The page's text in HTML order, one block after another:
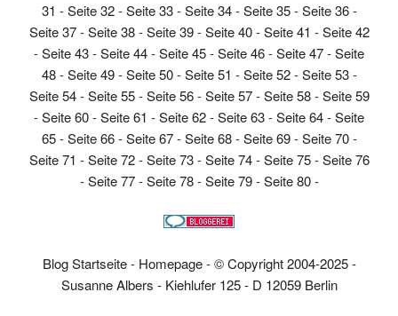
31 -Seite 32-Seite 33-Seite 34-Seite 35-Seite 36-
Seite 37-Seite 38-Seite 39-Seite 40-Seite 41 -Seite 42
-Seite 43-Seite 44-Seite 45-Seite 46-Seite 47-Seite
48-Seite 49-Seite 50-Seite 51 -Seite 52-Seite 53-
Seite 54-Seite 55-Seite 56-Seite 57-Seite 58-Seite 59
-Seite 60-Seite 61 -Seite 62-Seite 63-Seite 64-Seite
65-Seite 66-Seite 67-Seite 68-Seite 69-Seite 70-
Seite 71 -Seite 72-Seite 73-Seite 74-Seite 75-Seite 76
-Seite 77-Seite 78-Seite 79-Seite 80-
Blog Startseite- Homepage-© Copyright 2004-2025 -
Susanne Albers - Kiehlufer 125 - D 12059 Berlin